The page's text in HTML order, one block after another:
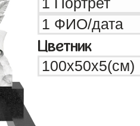
Цветник